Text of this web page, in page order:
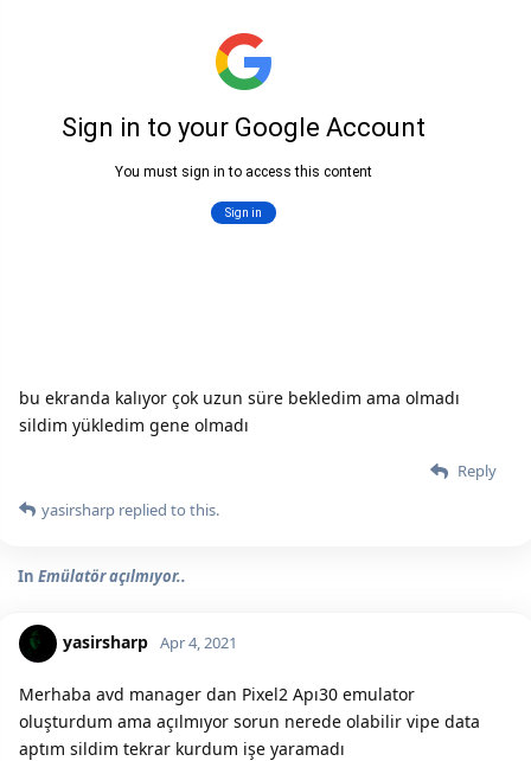
bu ekranda kalıyor çok uzun süre bekledim ama olmadı
sildim yükledim gene olmadı
Reply
yasirsharp replied to this.
In Emülatör açılmıyor..
yasirsharp Apr 4, 2021
Merhaba avd manager dan Pixel2 Apı30 emulator
oluşturdum ama açılmıyor sorun nerede olabilir vipe data
aptım sildim tekrar kurdum işe yaramadı